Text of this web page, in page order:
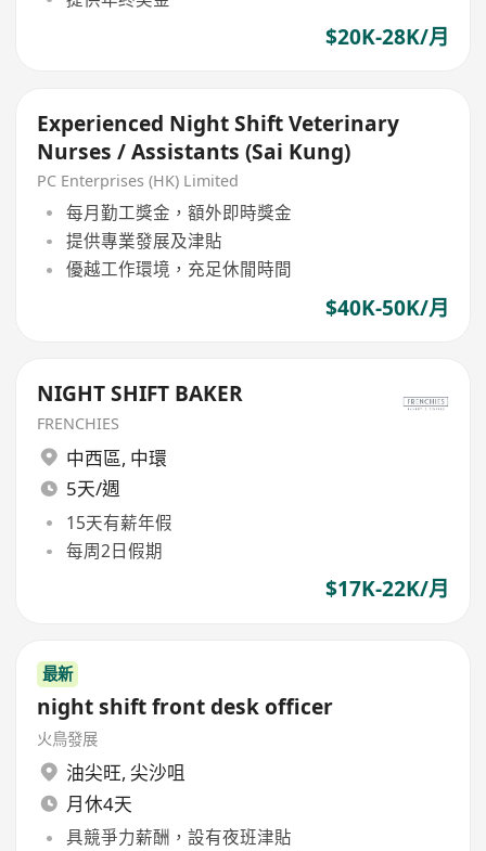
$20K-28K/月
Experienced Night Shift Veterinary
Nurses / Assistants (Sai Kung)
PC Enterprises (HK) Limited
每月勤工獎金，額外即時獎金
提供專業發展及津貼
優越工作環境，充足休閒時間
$40K-50K/月
NIGHT SHIFT BAKER
FRENCHIES
中西區, 中環
5天/週
15天有薪年假
每周2日假期
$17K-22K/月
最新
night shift front desk officer
火鳥發展
油尖旺, 尖沙咀
月休4天
具競爭力薪酬，設有夜班津貼